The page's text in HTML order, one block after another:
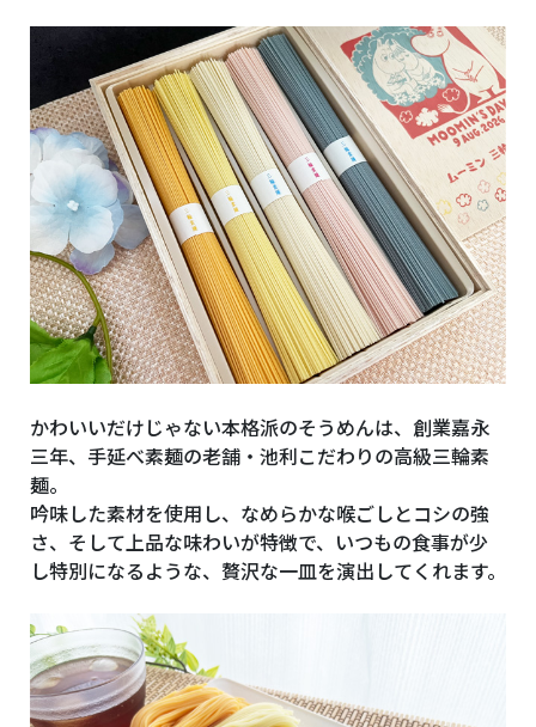
かわいいだけじゃない本格派のそうめんは、創業嘉永
三年、手延べ素麺の老舗・池利こだわりの高級三輪素
麺。
吟味した素材を使用し、なめらかな喉ごしとコシの強
さ、そして上品な味わいが特徴で、いつもの食事が少
し特別になるような、贅沢な一皿を演出してくれます。